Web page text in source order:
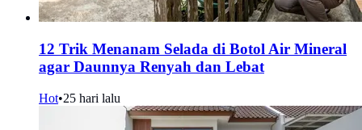
12 Trik Menanam Selada di Botol Air Mineral
agar Daunnya Renyah dan Lebat
Hot•25 hari lalu